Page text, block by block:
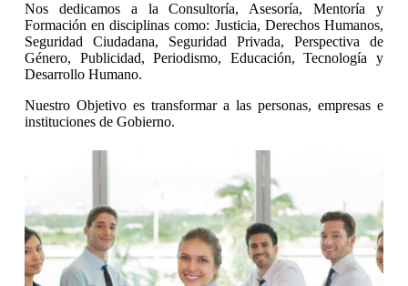
Nos dedicamos a la Consultoría, Asesoría, Mentoría y
Formación en disciplinas como: Justicia, Derechos Humanos,
Seguridad Ciudadana, Seguridad Privada, Perspectiva de
Género, Publicidad, Periodismo, Educación, Tecnología y
Desarrollo Humano.
Nuestro Objetivo es transformar a las personas, empresas e
instituciones de Gobierno.